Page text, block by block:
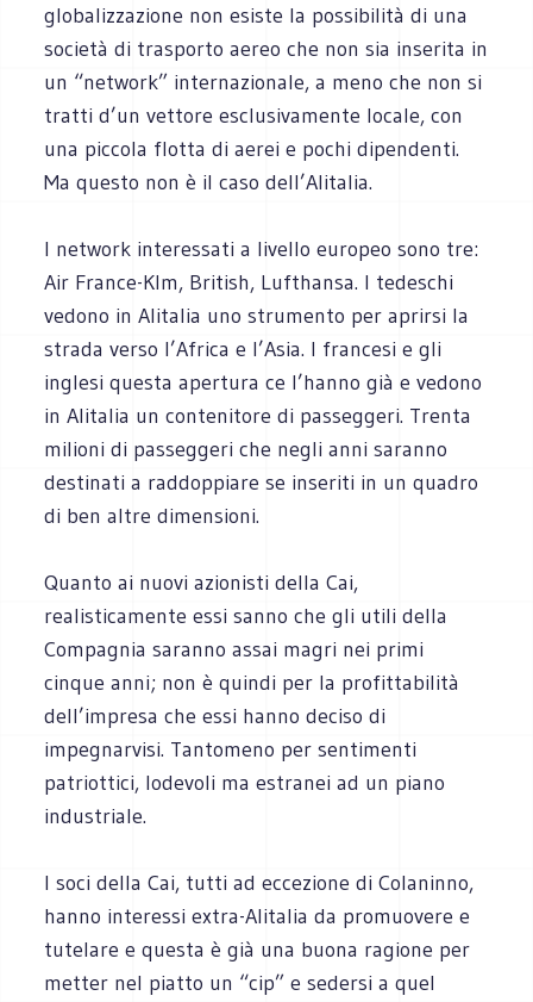
globalizzazione non esiste la possibilità di una
società di trasporto aereo che non sia inserita in
un “network” internazionale, a meno che non si
tratti d’un vettore esclusivamente locale, con
una piccola flotta di aerei e pochi dipendenti.
Ma questo non è il caso dell’Alitalia.
I network interessati a livello europeo sono tre:
Air France-Klm, British, Lufthansa. I tedeschi
vedono in Alitalia uno strumento per aprirsi la
strada verso l’Africa e l’Asia. I francesi e gli
inglesi questa apertura ce l’hanno già e vedono
in Alitalia un contenitore di passeggeri. Trenta
milioni di passeggeri che negli anni saranno
destinati a raddoppiare se inseriti in un quadro
di ben altre dimensioni.
Quanto ai nuovi azionisti della Cai,
realisticamente essi sanno che gli utili della
Compagnia saranno assai magri nei primi
cinque anni; non è quindi per la profittabilità
dell’impresa che essi hanno deciso di
impegnarvisi. Tantomeno per sentimenti
patriottici, lodevoli ma estranei ad un piano
industriale.
I soci della Cai, tutti ad eccezione di Colaninno,
hanno interessi extra-Alitalia da promuovere e
tutelare e questa è già una buona ragione per
metter nel piatto un “cip” e sedersi a quel